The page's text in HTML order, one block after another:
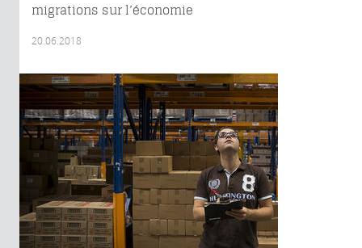
migrations sur l’économie
20.06.2018